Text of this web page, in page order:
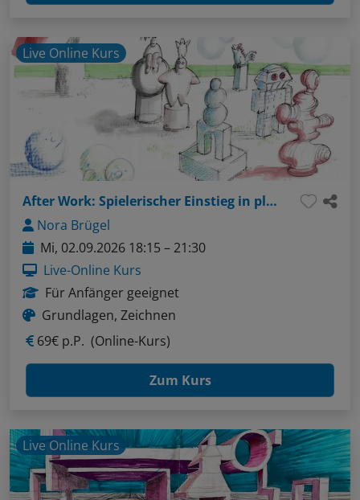
Live Online Kurs
After Work: Spielerischer Einstieg in plastisches Zeichnen
Nora Brügel
Mi, 02.09.2026 18:15 – 21:30
Live-Online Kurs
Für Anfänger geeignet
Grundlagen, Zeichnen
69€ p.P. (Online-Kurs)
Zum Kurs
Live Online Kurs